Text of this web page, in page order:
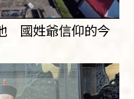
國姓爺信仰的今